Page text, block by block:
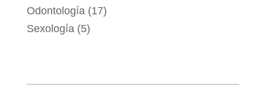
Odontología(17)
Sexología(5)